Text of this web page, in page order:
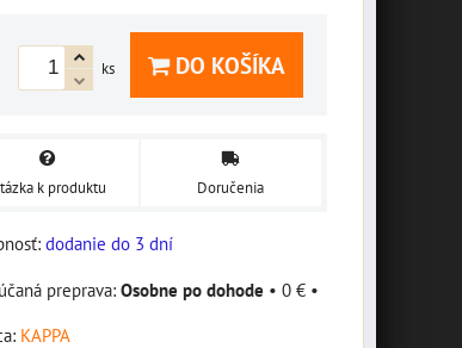
ks DO KOŠÍKA
k produktu Doručenia
dodanie do 3 dní
Osobne po dohode • 0 € •
KAPPA